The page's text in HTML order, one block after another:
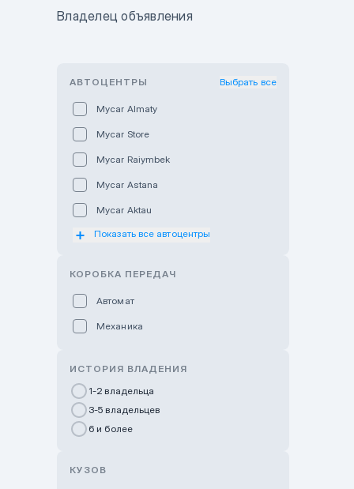
Владелец объявления
АВТОЦЕНТРЫ Выбрать все
Mycar Almaty
Mycar Store
Mycar Raiymbek
Mycar Astana
Mycar Aktau
Mycar Uralsk
GWM Nurly Zhol
Chery Astana
Показать все автоцентры
КОРОБКА ПЕРЕДАЧ
Автомат
Механика
ИСТОРИЯ ВЛАДЕНИЯ
1-2 владельца
3-5 владельцев
6 и более
КУЗОВ